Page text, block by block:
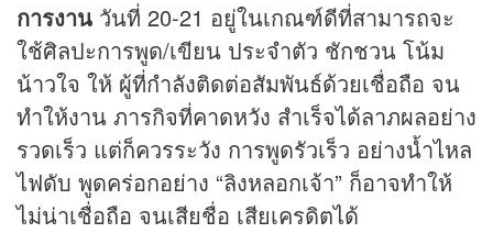
การงาน วันที่ 20-21 อยู่ในเกณฑ์ดีที่สามารถจะ
ใช้ศิลปะการพูด/เขียน ประจำตัว ชักชวน โน้ม
น้าวใจ ให้ ผู้ที่กำลังติดต่อสัมพันธ์ด้วยเชื่อถือ จน
ทำให้งาน ภารกิจที่คาดหวัง สำเร็จได้ลาภผลอย่าง
รวดเร็ว แต่ก็ควรระวัง การพูดรัวเร็ว อย่างน้ำไหล
ไฟดับ พูดคร่อกอย่าง “ลิงหลอกเจ้า” ก็อาจทำให้
ไม่น่าเชื่อถือ จนเสียชื่อ เสียเครดิตได้